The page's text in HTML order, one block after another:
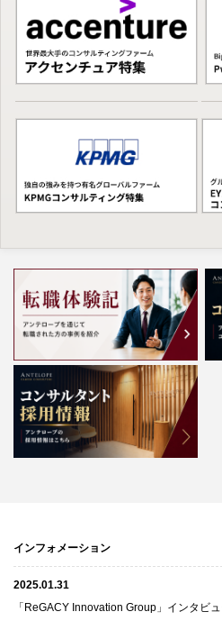
インフォメーション
2025.01.31
「ReGACY Innovation Group」インタビ